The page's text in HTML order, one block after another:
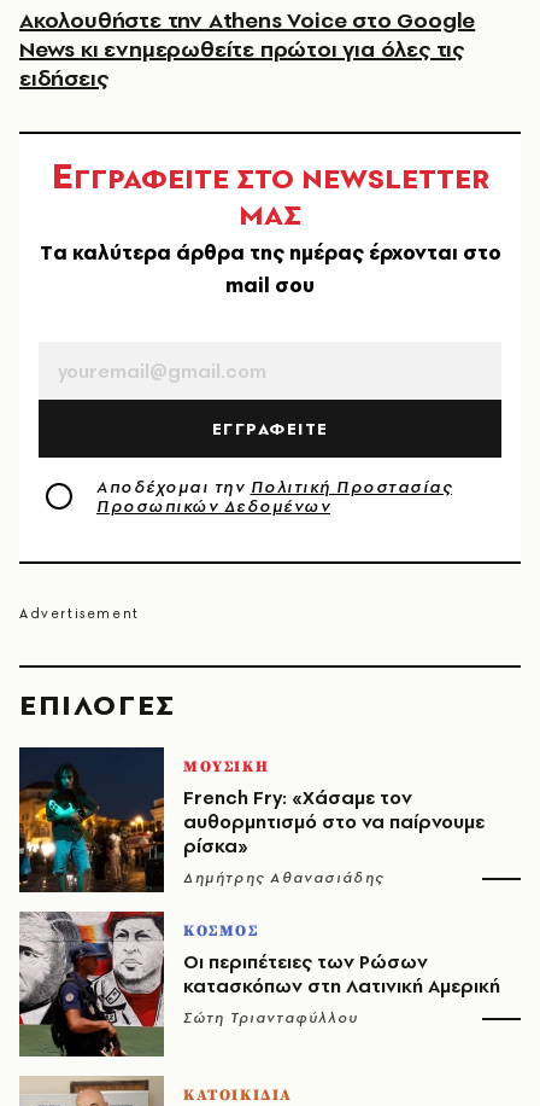
EΠΙΛΟΓΈΣ
ΜΟΥΣΙΚΗ
French Fry: «Χάσαμε τον
αυθορμητισμό στο να παίρνουμε
ρίσκα»
Δημήτρης Αθανασιάδης
ΚΟΣΜΟΣ
Οι περιπέτειες των Ρώσων
κατασκόπων στη Λατινική Αμερική
Σώτη Τριανταφύλλου
ΚΑΤΟΙΚΙΔΙΑ
Ακολουθήστε την Athens Voice στο Google
News κι ενημερωθείτε πρώτοι για όλες τις
ειδήσεις
ΕΓΓΡΑΦΕΙΤΕ ΣΤΟ NEWSLETTER
ΜΑΣ
Tα καλύτερα άρθρα της ημέρας έρχονται στο
mail σου
ΕΓΓΡΑΦΕΙΤΕ
Αποδέχομαι την Πολιτική Προστασίας
Προσωπικών Δεδομένων